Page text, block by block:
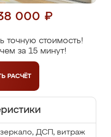
000 ₽
точную стоимость!
за 15 минут!
РАСЧЁТ
ДСП, витраж